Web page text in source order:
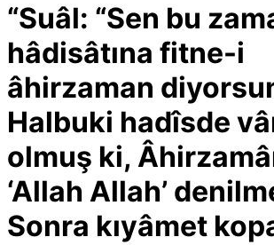
“Suâl: “Sen bu
hâdisâtına fitne-i
âhirzaman
Halbuki hadîsde
olmuş ki,
‘Allah Allah’
Sonra kıyâmet